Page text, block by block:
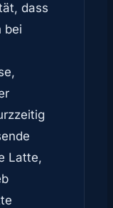
dass
bei
Latte,